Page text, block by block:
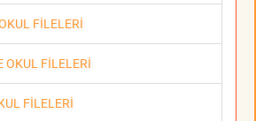
FİLELERİ
OKUL FİLELERİ
FİLELERİ